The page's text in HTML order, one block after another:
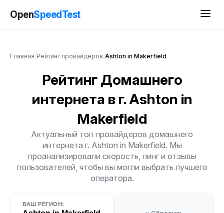
OpenSpeedTest
Главная Рейтинг провайдеров Ashton in Makerfield
Рейтинг Домашнего
интернета в г. Ashton in
Makerfield
Актуальный топ провайдеров домашнего
интернета г. Ashton in Makerfield. Мы
проанализировали скорость, пинг и отзывы
пользователей, чтобы вы могли выбрать лучшего
оператора.
ВАШ РЕГИОН: